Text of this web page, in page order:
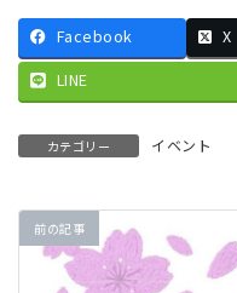
Facebook X
LINE
カテゴリー イベント
前の記事